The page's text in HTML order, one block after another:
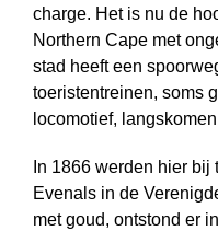
charge. Het is nu de
Northern Cape met
stad heeft een
toeristentreinen, soms
locomotief,
In 1866 werden hier
Evenals in de
met goud, ontstond er